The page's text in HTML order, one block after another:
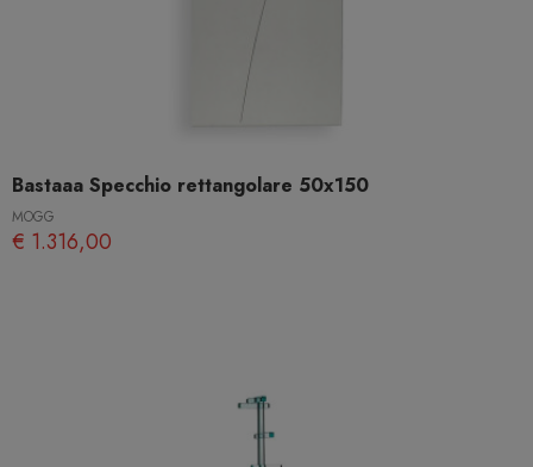
Bastaaa Specchio rettangolare 50x150
MOGG
€ 1.316,00